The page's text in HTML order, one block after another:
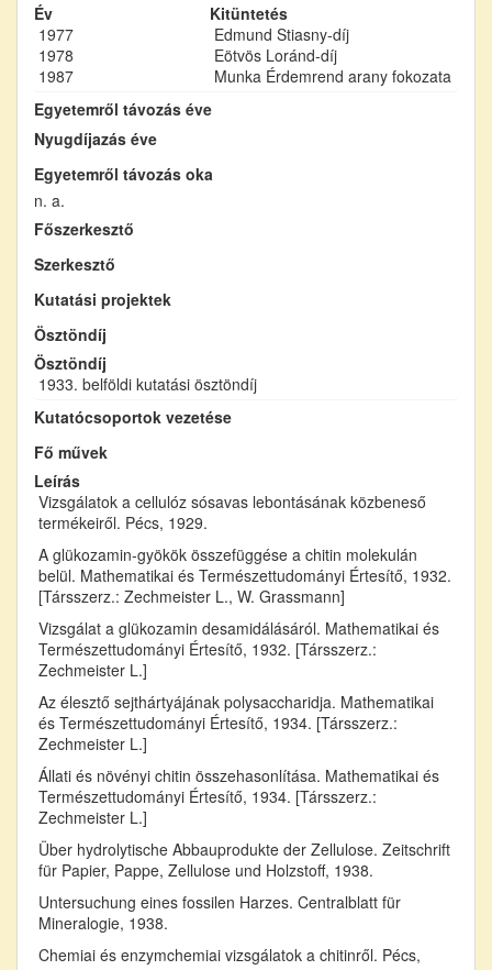
Év
Kitüntetés
1977
Edmund Stiasny-díj
1978
Eötvös Loránd-díj
1987
Munka Érdemrend arany fokozata
Egyetemről távozás éve
Nyugdíjazás éve
Egyetemről távozás oka
n. a.
Főszerkesztő
Szerkesztő
Kutatási projektek
Ösztöndíj
Ösztöndíj
1933. belföldi kutatási ösztöndíj
Kutatócsoportok vezetése
Fő művek
Leírás
Vizsgálatok a cellulóz sósavas lebontásának közbeneső
termékeiről. Pécs, 1929.
A glükozamin-gyökök összefüggése a chitin molekulán
belül. Mathematikai és Természettudományi Értesítő, 1932.
[Társszerz.: Zechmeister L., W. Grassmann]
Vizsgálat a glükozamin desamidálásáról. Mathematikai és
Természettudományi Értesítő, 1932. [Társszerz.:
Zechmeister L.]
Az élesztő sejthártyájának polysaccharidja. Mathematikai
és Természettudományi Értesítő, 1934. [Társszerz.:
Zechmeister L.]
Állati és növényi chitin összehasonlítása. Mathematikai és
Természettudományi Értesítő, 1934. [Társszerz.:
Zechmeister L.]
Über hydrolytische Abbauprodukte der Zellulose. Zeitschrift
für Papier, Pappe, Zellulose und Holzstoff, 1938.
Untersuchung eines fossilen Harzes. Centralblatt für
Mineralogie, 1938.
Chemiai és enzymchemiai vizsgálatok a chitinről. Pécs,